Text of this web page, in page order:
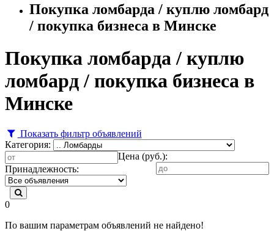
Покупка ломбарда / куплю ломбард
/ покупка бизнеса в Минске
Покупка ломбарда / куплю
ломбард / покупка бизнеса в
Минске
Показать фильтр объявлений
Категория:
Цена (руб.):
Принадлежность:
0
По вашим параметрам объявлений не найдено!